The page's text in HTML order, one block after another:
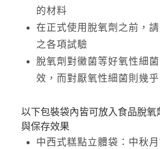
的材料
在正式使用脫氧劑之前，
之各項試驗
脫氧劑對黴菌等好氧性細
效，而對厭氧性細菌則幾
以下包裝袋內皆可放入食品脫氧
與保存效果
中西式糕點立體袋：中秋